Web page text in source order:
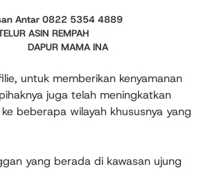
Antar 0822 5354 4889
ASIN REMPAH
DAPUR MAMA INA
untuk memberikan kenyamanan
juga telah meningkatkan
beberapa wilayah khususnya yang
yang berada di kawasan ujung